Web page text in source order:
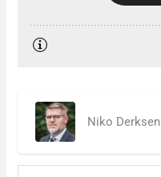
Niko Derksen